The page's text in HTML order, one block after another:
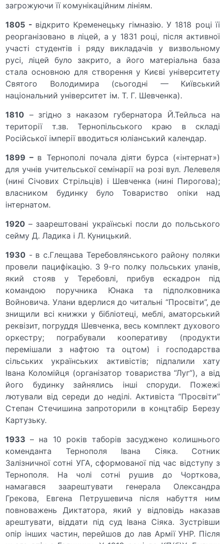
загрожуючи її комунікаційним лініям.
1805 - відкрито Кременецьку гімназію. У 1818 році її
реорганізовано в ліцей, а у 1831 році, після активної
участі студентів і ряду викладачів у визвольному
русі, ліцей було закрито, а його матеріальна база
стала основною для створення у Києві університету
Святого Володимира (сьогодні — Київський
національний університет ім. Т. Г. Шевченка).
1810 – згідно з наказом губернатора Й.Тейльса на
території т.зв. Тернопільського краю в складі
Російської імперії вводиться юліанський календар.
1899 – в Тернополі почала діяти бурса («інтернат»)
для учнів учительської семінарії на розі вул. Лелевеля
(нині Січових Стрільців) і Шевченка (нині Пирогова);
власником будинку було Товариство опіки над
інтернатом.
1920 – заарештовані українські посли до польського
сейму Д. Ладика і Л. Куницький.
1930 - в с.Глещава Теребовлянського району поляки
провели пацифікацію. З 9-го полку польських уланів,
який стояв у Теребовлі, прибув ескадрон під
командою поручника Юнака та підполковника
Войновича. Улани вдерлися до читальні “Просвіти”, де
знищили всі книжки у бібліотеці, меблі, аматорський
реквізит, погруддя Шевченка, весь комплект духового
оркестру; пограбували кооперативу (продукти
перемішали з нафтою та оцтом) і господарства
сільських українських активістів; підпалили хату
Івана Коломійця (організатор товариства “Луг”), а від
його будинку зайнялись інші споруди. Пожежі
лютували від середи до неділі. Активіста “Просвіти”
Степан Стечишина запроторили в концтабір Березу
Картузьку.
1933– на 10 років таборів засуджено колишнього
коменданта Тернополя Івана Сіяка. Сотник
Залізничної сотні УГА, сформованої під час відступу з
Тернополя. На чолі сотні рушив до Чорткова,
намагався заарештувати генерала Олександра
Грекова, Евгена Петрушевича після набуття ним
повноважень Диктатора, який у відповідь наказав
арештувати, віддати під суд Івана Сіяка. Зустрівши
опір інших частин, перейшов до лав Армії УНР. Після